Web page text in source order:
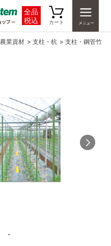
全品
税込
カート
農業資材 > 支柱・杭 > 支柱・鋼管竹